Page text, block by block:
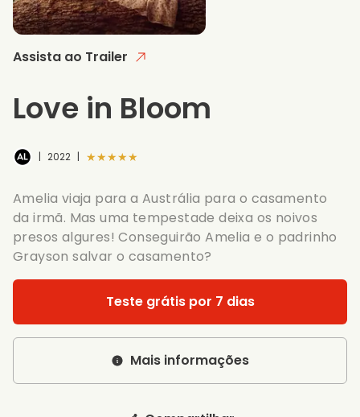
Assista ao Trailer
Love in Bloom
| 2022 | ★★★★★
Amelia viaja para a Austrália para o casamento
da irmã. Mas uma tempestade deixa os noivos
presos algures! Conseguirão Amelia e o padrinho
Grayson salvar o casamento?
Teste grátis por 7 dias
Mais informações